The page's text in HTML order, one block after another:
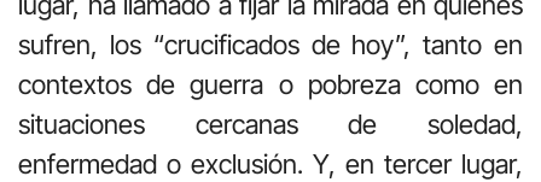
sufren, los “crucificados de hoy”, tanto en
contextos de guerra o pobreza como en
situaciones cercanas de soledad,
enfermedad o exclusión. Y, en tercer lugar,